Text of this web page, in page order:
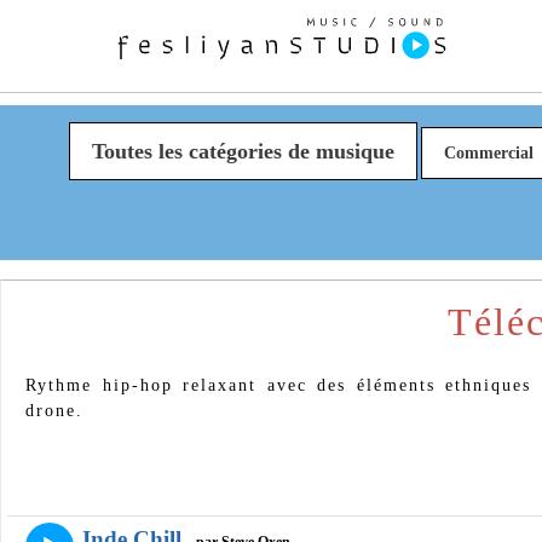
Toutes les catégories de musique Commercial
Rythme hip-hop relaxant avec des éléments
drone.